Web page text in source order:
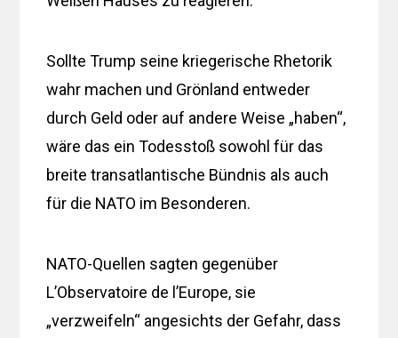
Sollte Trump seine kriegerische Rhetorik
wahr machen und Grönland entweder
durch Geld oder auf andere Weise „haben“,
wäre das ein Todesstoß sowohl für das
breite transatlantische Bündnis als auch
für die NATO im Besonderen.
NATO-Quellen sagten gegenüber
L’Observatoire de l’Europe, sie
„verzweifeln“ angesichts der Gefahr, dass